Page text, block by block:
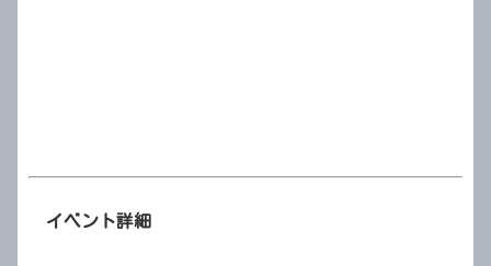
イベント詳細